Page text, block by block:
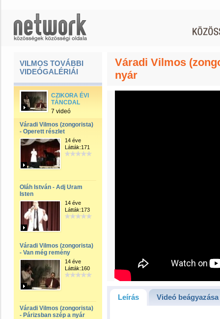
VILMOS TOVÁBBI
VIDEÓGALÉRIÁI
CZIKORA ÉVI
TÁNCDAL
7 videó
Váradi Vilmos (zongorista)
- Operett részlet
14 éve
Látták:171
Oláh István - Adj Uram
Isten
14 éve
Látták:173
Váradi Vilmos (zongorista)
- Van még remény
14 éve
Látták:160
Váradi Vilmos (zongorista)
- Párizsban szép a nyár
Váradi Vilmos
nyár
Leírás Videó beágyazása